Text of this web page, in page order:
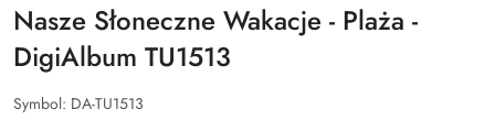
Nasze Słoneczne Wakacje - Plaża -
DigiAlbum TU1513
Symbol: DA-TU1513